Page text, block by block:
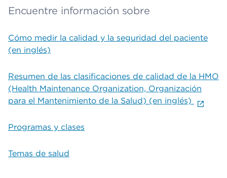
Encuentre información sobre
Cómo medir la calidad y la seguridad del paciente
(en inglés)
Resumen de las clasificaciones de calidad de la HMO
(Health Maintenance Organization, Organización
para el Mantenimiento de la Salud) (en inglés)
Programas y clases
Temas de salud